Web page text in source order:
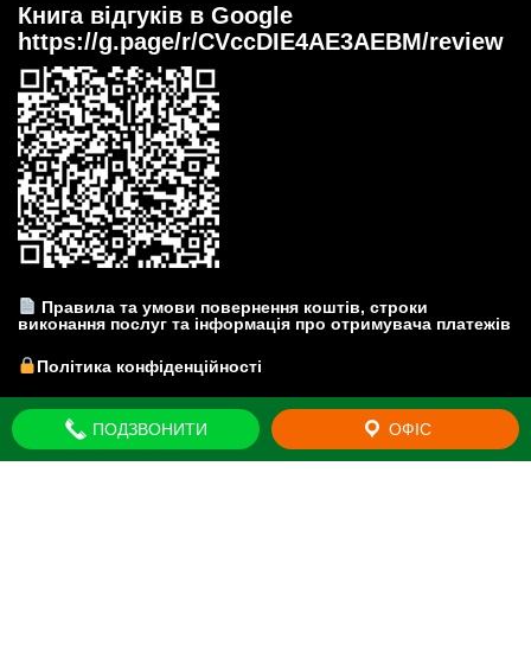
Книга відгуків в Google
https://g.page/r/CVccDIE4AE3AEBM/review
Правила та умови повернення коштів, строки
виконання послуг та інформація про отримувача платежів
Політика конфіденційності
Прайс-лист на юридичні послуги
ПОДЗВОНИТИ ОФІС